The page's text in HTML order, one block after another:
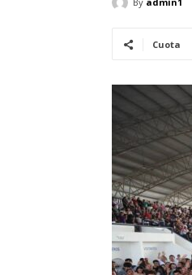
Cuota